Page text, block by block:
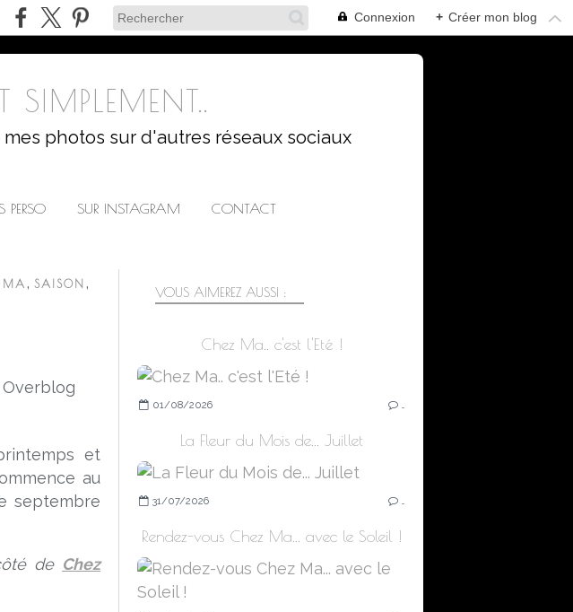
Connexion + Créer mon blog
SIMPLEMENT..
photos sur d'autres réseaux sociaux
PERSO SUR INSTAGRAM CONTACT
MA , SAISON ,
et
au
septembre
de Chez
VOUS AIMEREZ AUSSI :
Chez Ma.. c'est l'Eté !
01/08/2026
La Fleur du Mois de... Juillet
31/07/2026
Rendez-vous Chez Ma... avec le Soleil !